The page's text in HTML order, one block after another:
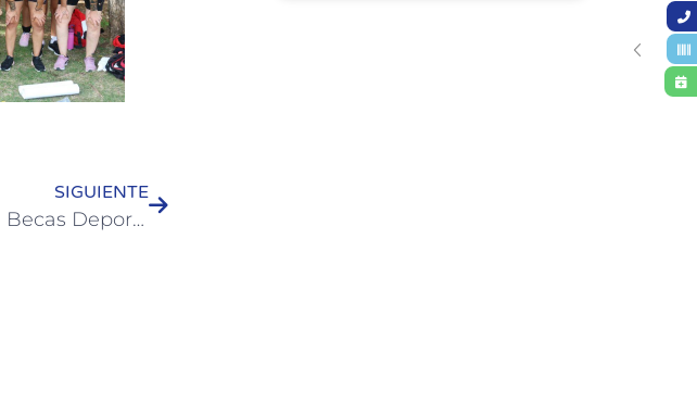
SIGUIENTE
Se reciben carpetas para Becas Deportivas Municipales 2024